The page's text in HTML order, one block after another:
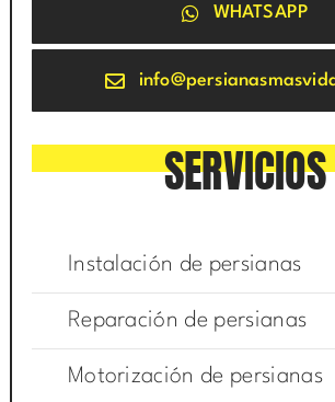
WHATSAPP
SERVICIOS
Instalación de persianas
Reparación de persianas
Motorización de persianas